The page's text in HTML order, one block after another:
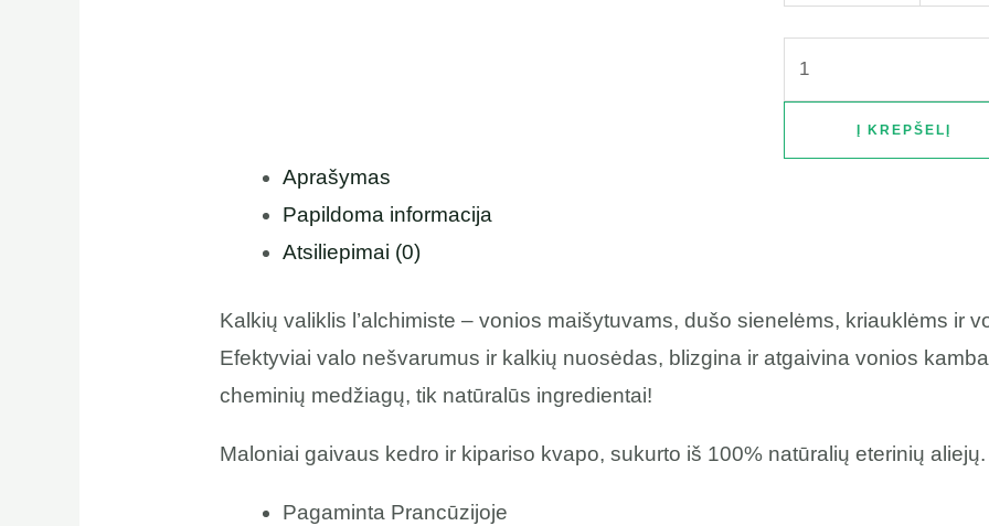
Į KREPŠELĮ
Aprašymas
Papildoma informacija
Atsiliepimai (0)
Kalkių valiklis l’alchimiste – vonios maišytuvams, dušo sienelėms, kriauklėms ir
Efektyviai valo nešvarumus ir kalkių nuosėdas, blizgina ir atgaivina vonios
cheminių medžiagų, tik natūralūs ingredientai!
Maloniai gaivaus kedro ir kipariso kvapo, sukurto iš 100% natūralių eterinių aliejų.
Pagaminta Prancūzijoje